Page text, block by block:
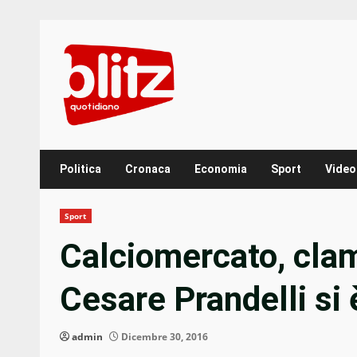
content
Politica Cronaca Economia Sport Video
Sport
Calciomercato,
Cesare Prandelli si
admin Dicembre 30, 2016